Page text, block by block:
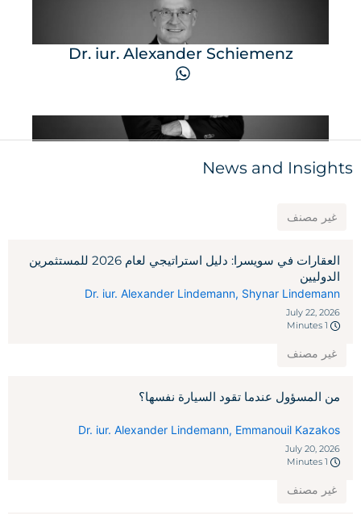
Dr. iur. Alexander Schiemenz
News and Insights
غير مصنف
العقارات في سويسرا: دليل استراتيجي لعام 2026 للمستثمرين
الدوليين
Dr. iur. Alexander Lindemann ,Shynar Lindemann
July 22, 2026
1 Minutes
غير مصنف
من المسؤول عندما تقود السيارة نفسها؟
Dr. iur. Alexander Lindemann ,Emmanouil Kazakos
July 20, 2026
1 Minutes
غير مصنف